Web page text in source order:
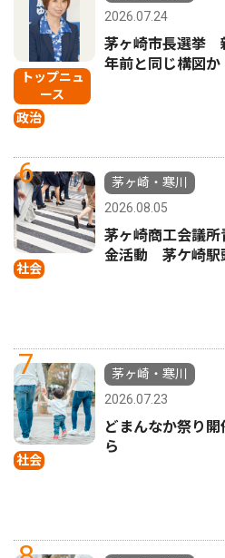
トップニュ
ース
政治
2026.07.24
茅ヶ崎市長選挙
年前と同じ構図か
6
社会
茅ヶ崎・寒川
2026.08.05
茅ヶ崎商工会議
金活動 茅ケ崎駅
7
社会
茅ヶ崎・寒川
2026.07.23
どまんなか祭り
ら